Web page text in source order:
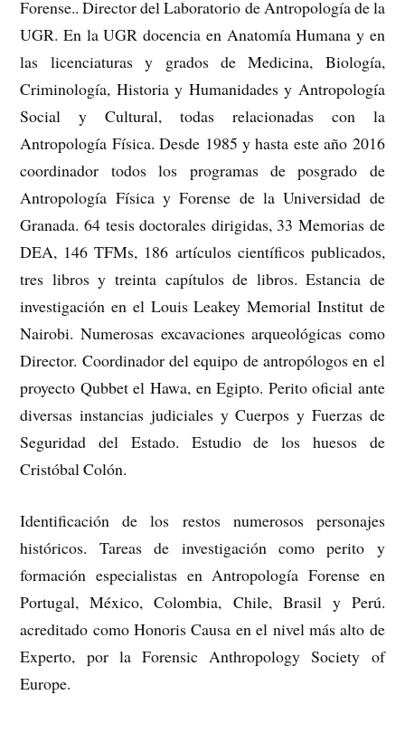
Forense.. Director del Laboratorio de Antropología de la
UGR. En la UGR docencia en Anatomía Humana y en
las licenciaturas y grados de Medicina, Biología,
Criminología, Historia y Humanidades y Antropología
Social y Cultural, todas relacionadas con la
Antropología Física.Desde 1985 y hasta este año 2016
coordinador todos los programas de posgrado de
Antropología Física y Forense de la Universidad de
Granada. 64 tesis doctorales dirigidas, 33 Memorias de
DEA, 146 TFMs, 186 artículos científicos publicados,
tres libros y treinta capítulos de libros. Estancia de
investigación en el Louis Leakey Memorial Institut de
Nairobi. Numerosas excavaciones arqueológicas como
Director. Coordinador del equipo de antropólogos en el
proyecto Qubbet el Hawa, en Egipto. Perito oficial ante
diversas instancias judiciales y Cuerpos y Fuerzas de
Seguridad del Estado. Estudio de los huesos de
Cristóbal Colón.
Identificación de los restos numerosos personajes
históricos. Tareas de investigación como perito y
formación especialistas en Antropología Forense en
Portugal, México, Colombia, Chile, Brasil y Perú.
acreditado como Honoris Causa en el nivel más alto de
Experto, por la Forensic Anthropology Society of
Europe.